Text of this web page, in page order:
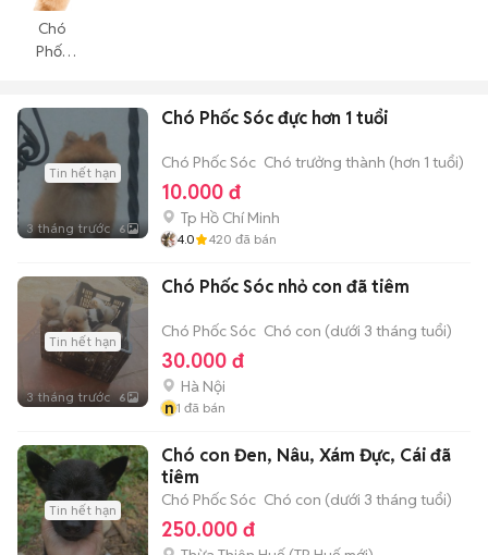
Chó
Phốc
Tin hết hạn
3 tháng trước 6
Chó Phốc Sóc đực hơn 1 tuổi
Chó Phốc Sóc Chó trưởng thành (hơn 1 tuổi)
10.000 đ
Tp Hồ Chí Minh
4.0 420 đã bán
Tin hết hạn
3 tháng trước 6
Chó Phốc Sóc nhỏ con đã tiêm
Chó Phốc Sóc Chó con (dưới 3 tháng tuổi)
30.000 đ
Hà Nội
n1 đã bán
Tin hết hạn
Chó con Đen, Nâu, Xám Đực, Cái đã
tiêm
Chó Phốc Sóc Chó con (dưới 3 tháng tuổi)
250.000 đ